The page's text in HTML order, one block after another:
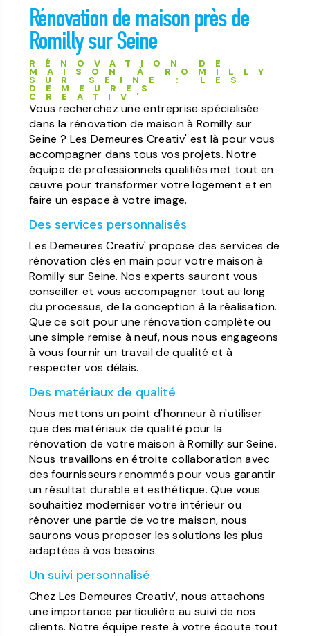
Rénovation de maison près de
Romilly sur Seine
RÉNOVATION DE
MAISON À ROMILLY
SUR SEINE : LES
DEMEURES
CREATIV'
Vous recherchez une entreprise spécialisée
dans la rénovation de maison à Romilly sur
Seine ? Les Demeures Creativ' est là pour vous
accompagner dans tous vos projets. Notre
équipe de professionnels qualifiés met tout en
œuvre pour transformer votre logement et en
faire un espace à votre image.
Des services personnalisés
Les Demeures Creativ' propose des services de
rénovation clés en main pour votre maison à
Romilly sur Seine. Nos experts sauront vous
conseiller et vous accompagner tout au long
du processus, de la conception à la réalisation.
Que ce soit pour une rénovation complète ou
une simple remise à neuf, nous nous engageons
à vous fournir un travail de qualité et à
respecter vos délais.
Des matériaux de qualité
Nous mettons un point d'honneur à n'utiliser
que des matériaux de qualité pour la
rénovation de votre maison à Romilly sur Seine.
Nous travaillons en étroite collaboration avec
des fournisseurs renommés pour vous garantir
un résultat durable et esthétique. Que vous
souhaitiez moderniser votre intérieur ou
rénover une partie de votre maison, nous
saurons vous proposer les solutions les plus
adaptées à vos besoins.
Un suivi personnalisé
Chez Les Demeures Creativ', nous attachons
une importance particulière au suivi de nos
clients. Notre équipe reste à votre écoute tout